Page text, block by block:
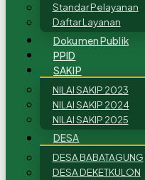
Standar Pelayanan
Daftar Layanan
Dokumen Publik
PPID
SAKIP
NILAI SAKIP 2023
NILAI SAKIP 2024
NILAI SAKIP 2025
DESA
DESA BABATAGUNG
DESA DEKETKULON